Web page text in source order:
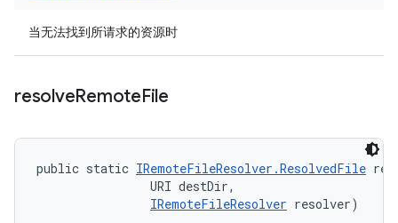
当无法找到所请求的资源时
resolveRemoteFile
public static IRemoteFileResolver.ResolvedFile
                URI destDir,
IRemoteFileResolver resolver)